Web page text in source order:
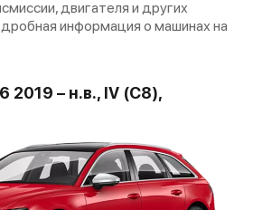
двигателя и других
информация о машинах на
2019 – н.в., IV (C8),